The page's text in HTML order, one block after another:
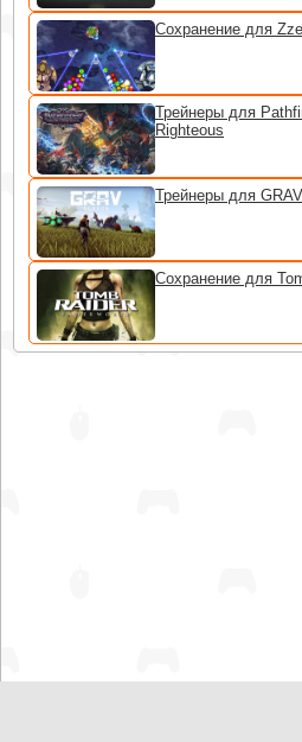
Сохранение для
Трейнеры для
Righteous
Трейнеры для
Сохранение для